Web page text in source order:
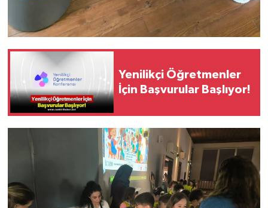
Yenilikçi Öğretmenler
İçin Başvurular Başlıyor!